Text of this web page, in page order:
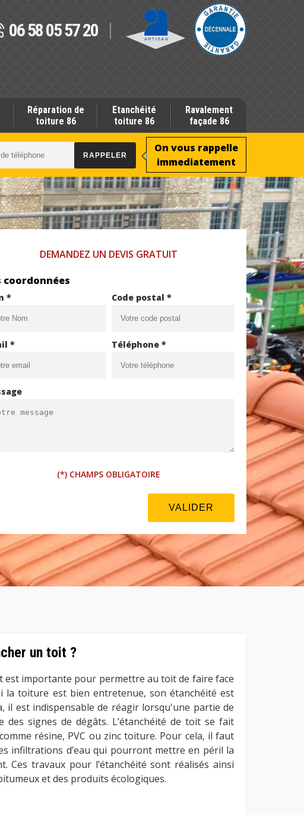
06 58 05 57 20
Réparation de
toiture 86
Etanchéité
toiture 86
Ravalement
façade 86
On vous rappelle
immediatement
DEMANDEZ UN DEVIS GRATUIT
coordonnées
* Code postal *
* Téléphone *
(*) CHAMPS OBLIGATOIRE
un toit ?
est importante pour permettre au toit de faire face
la toiture est bien entretenue, son étanchéité est
il est indispensable de réagir lorsqu'une partie de
des signes de dégâts. L’étanchéité de toit se fait
résine, PVC ou zinc toiture. Pour cela, il faut
infiltrations d’eau qui pourront mettre en péril la
Ces travaux pour l’étanchéité sont réalisés ainsi
et des produits écologiques.